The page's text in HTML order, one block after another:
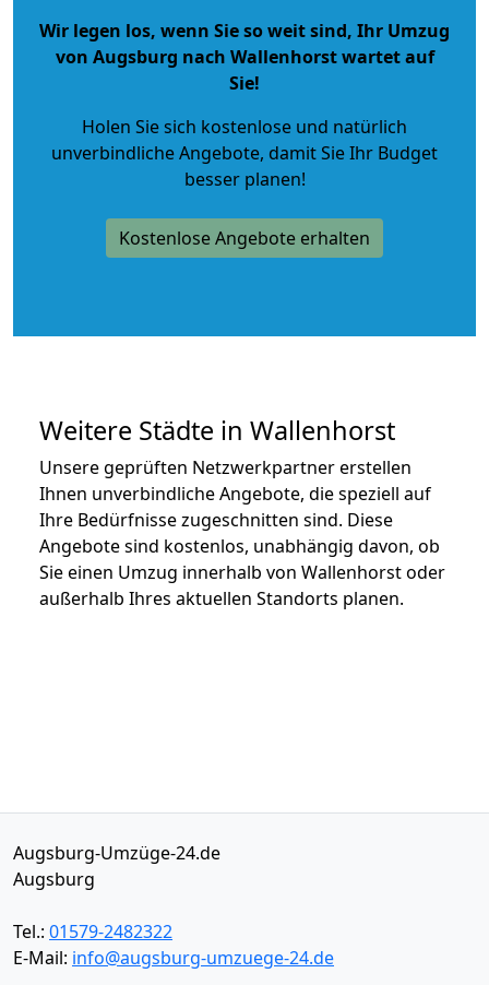
Wir legen los, wenn Sie so weit sind, Ihr Umzug
von Augsburg nach Wallenhorst wartet auf
Sie!
Holen Sie sich kostenlose und natürlich
unverbindliche Angebote, damit Sie Ihr Budget
besser planen!
Kostenlose Angebote erhalten
Weitere Städte in Wallenhorst
Unsere geprüften Netzwerkpartner erstellen
Ihnen unverbindliche Angebote, die speziell auf
Ihre Bedürfnisse zugeschnitten sind. Diese
Angebote sind kostenlos, unabhängig davon, ob
Sie einen Umzug innerhalb von Wallenhorst oder
außerhalb Ihres aktuellen Standorts planen.
Augsburg-Umzüge-24.de
Augsburg
Tel.: 01579-2482322
E-Mail: info@augsburg-umzuege-24.de